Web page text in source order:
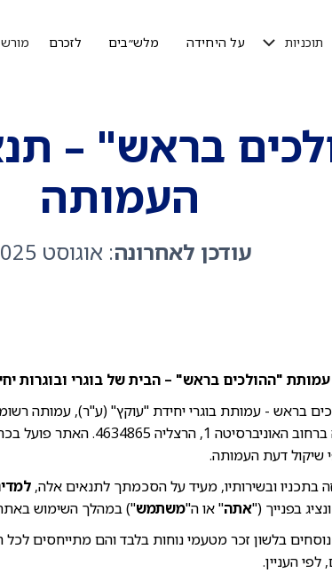
תוכניות על היחידה מלש״בים לזכרם
בראש" –
העמותה
עודכן לאחרונה: אוגוסט 2025
"ההולכים בראש" – הבית של בוגרי ובוגרות
בראש - עמותת בוגרי יחידת "עוקץ" (ע"ר), עמותה רשומה שמספרה
1, הרצליה 4634865. האתר פועל בכתובת
שיקול דעת העמותה.
בתכניו ובשירותיו, מעיד על הסכמתך לתנאים אלה,
בפנייך ("אתה" או ה"משתמש") במהלך השימוש באתר
בלשון זכר מטעמי נוחות בלבד והם מתייחסים לכל
העניין.